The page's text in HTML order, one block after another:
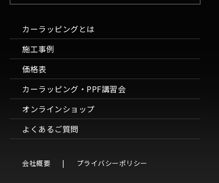
カーラッピングとは
施工事例
価格表
カーラッピング・PPF講習会
オンラインショップ
よくあるご質問
会社概要 プライバシーポリシー